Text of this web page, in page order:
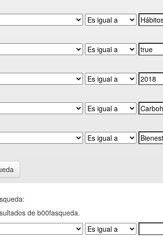
de b00fasqueda.